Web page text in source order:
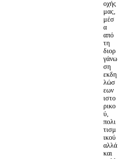
οχής
μας,
μέσ
α
από
τη
διορ
γάνω
ση
εκδη
λώσ
εων
ιστο
ρικο
ύ,
πολι
τισμ
ικού
αλλά
και